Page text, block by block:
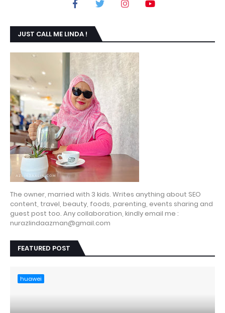
JUST CALL ME LINDA !
The owner, married with 3 kids. Writes anything about SEO
content, travel, beauty, foods, parenting, events sharing and
guest post too. Any collaboration, kindly email me :
nurazlindaazman@gmail.com
FEATURED POST
huawei